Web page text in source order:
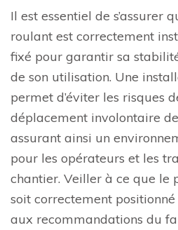
Il est essentiel de s’assurer
roulant est correctement
fixé pour garantir sa
de son utilisation. Une
permet d’éviter les risques
déplacement involontaire
assurant ainsi un
pour les opérateurs et les
chantier. Veiller à ce que le
soit correctement
aux recommandations du